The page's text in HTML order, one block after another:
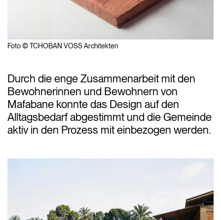
Foto © TCHOBAN VOSS Architekten
Durch die enge Zusammenarbeit mit den
Bewohnerinnen und Bewohnern von
Mafabane konnte das Design auf den
Alltagsbedarf abgestimmt und die Gemeinde
aktiv in den Prozess mit einbezogen werden.